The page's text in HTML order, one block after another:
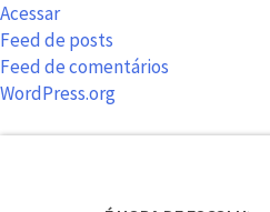
Acessar
Feed de posts
Feed de comentários
WordPress.org